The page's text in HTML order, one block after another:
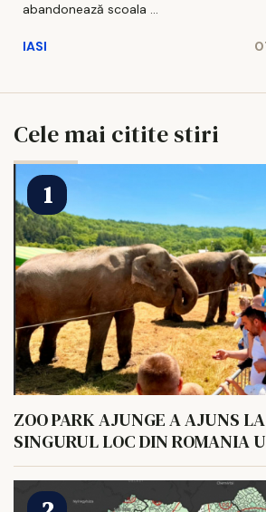
abandonează scoala ...
IASI
Cele mai citite stiri
ZOO PARK AJUNGE A AJUNS
SINGURUL LOC DIN ROMANIA
HRANI UN ELEFANT